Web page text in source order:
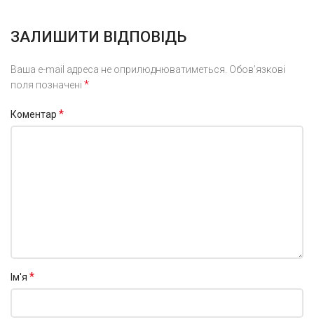
ЗАЛИШИТИ ВІДПОВІДЬ
Ваша e-mail адреса не оприлюднюватиметься. Обов’язкові
поля позначені *
Коментар *
Ім'я *